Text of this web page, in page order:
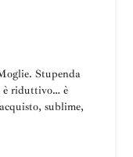
. Stupenda
è riduttivo… è
sublime,